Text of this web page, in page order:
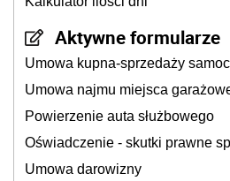
Aktywne formularze
Umowa kupna-sprzedaży
Umowa najmu miejsca
Powierzenie auta służbowego
Oświadczenie - skutki prawne
Umowa darowizny